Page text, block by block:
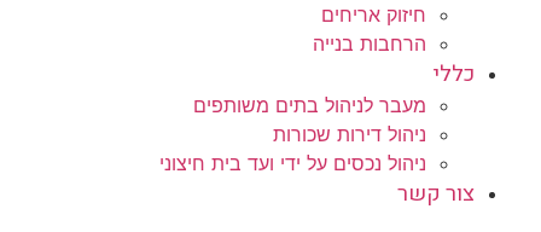
חיזוק אריחים
הרחבות בנייה
כללי
מעבר לניהול בתים משותפים
ניהול דירות שכורות
ניהול נכסים על ידי ועד בית חיצוני
צור קשר